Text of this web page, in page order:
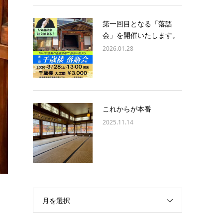
第一回目となる「落語
会」を開催いたします。
2026.01.28
これからが本番
2025.11.14
月を選択